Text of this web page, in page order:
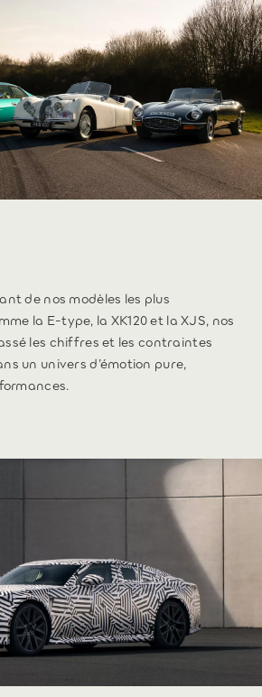
de nos modèles les plus
la E-type, la XK120 et la XJS, nos
les chiffres et les contraintes
un univers d’émotion pure,